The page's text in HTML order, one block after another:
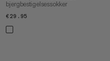
bjergbestigelsessokker
€29.95